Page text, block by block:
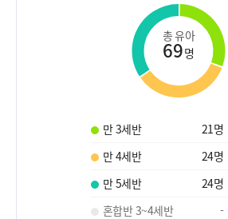
총 유아
69명
만 3세반 21명
만 4세반
24명
만 5세반
24명
혼합반 3~4세반
-